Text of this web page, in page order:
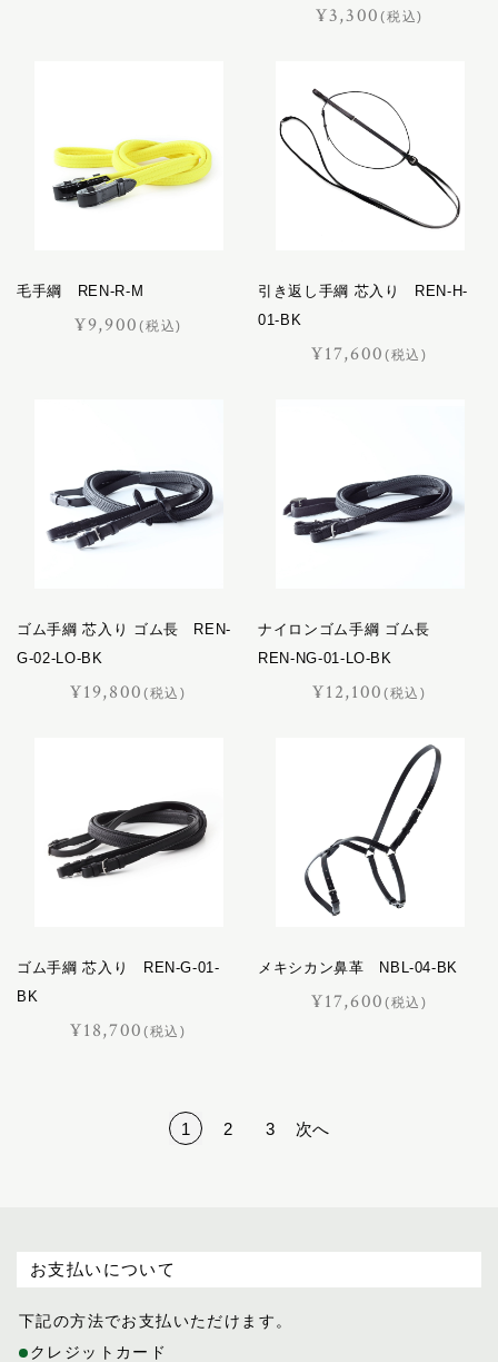
¥3,300(税込)
毛手綱 REN-R-M
¥9,900(税込)
引き返し手綱 芯入り REN-H-
01-BK
¥17,600(税込)
ゴム手綱 芯入り ゴム長 REN-
G-02-LO-BK
¥19,800(税込)
ナイロンゴム手綱 ゴム長
REN-NG-01-LO-BK
¥12,100(税込)
ゴム手綱 芯入り REN-G-01-
BK
¥18,700(税込)
メキシカン鼻革 NBL-04-BK
¥17,600(税込)
1 2 3 次へ
お支払いについて
下記の方法でお支払いただけます。
クレジットカード